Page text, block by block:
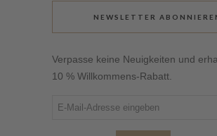
NEWSLETTER
Verpasse keine Neuigkeiten und
10 % Willkommens-Rabatt.